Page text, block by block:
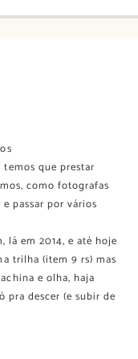
que prestar
como fotografas
passar por vários
lá em 2014, e até hoje
trilha (item 9 rs) mas
e olha, haja
pra descer (e subir de